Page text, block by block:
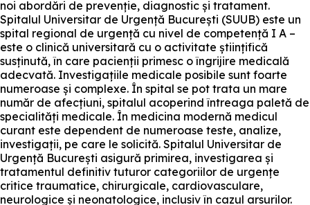
noi abordări de prevenție, diagnostic și tratament.
Spitalul Universitar de Urgență București (SUUB) este un
spital regional de urgență cu nivel de competență I A –
este o clinică universitară cu o activitate științifică
susținută, în care pacienții primesc o îngrijire medicală
adecvată. Investigațiile medicale posibile sunt foarte
numeroase și complexe. În spital se pot trata un mare
număr de afecțiuni, spitalul acoperind întreaga paletă de
specialități medicale. În medicina modernă medicul
curant este dependent de numeroase teste, analize,
investigații, pe care le solicită. Spitalul Universitar de
Urgență București asigură primirea, investigarea și
tratamentul definitiv tuturor categoriilor de urgențe
critice traumatice, chirurgicale, cardiovasculare,
neurologice și neonatologice, inclusiv în cazul arsurilor.